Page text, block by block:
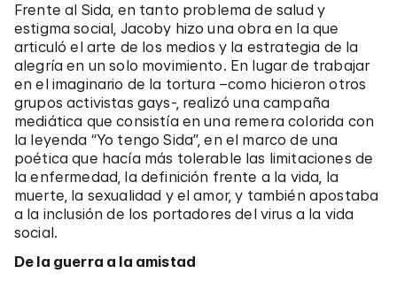
Frente al Sida, en tanto problema de salud y
estigma social, Jacoby hizo una obra en la que
articuló el arte de los medios y la estrategia de la
alegría en un solo movimiento. En lugar de trabajar
en el imaginario de la tortura –como hicieron otros
grupos activistas gays-, realizó una campaña
mediática que consistía en una remera colorida con
la leyenda “Yo tengo Sida”, en el marco de una
poética que hacía más tolerable las limitaciones de
la enfermedad, la definición frente a la vida, la
muerte, la sexualidad y el amor, y también apostaba
a la inclusión de los portadores del virus a la vida
social.
De la guerra a la amistad